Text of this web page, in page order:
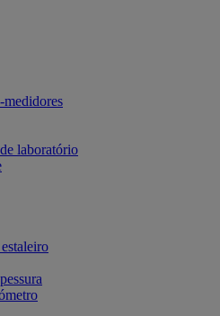
medidores
laboratório